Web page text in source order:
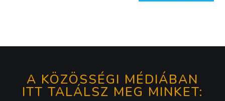
A KÖZÖSSÉGI MÉDIÁBAN
ITT TALÁLSZ MEG MINKET: